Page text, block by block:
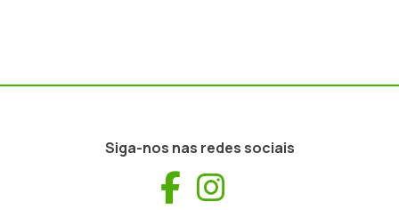
Siga-nos nas redes sociais
Facebook